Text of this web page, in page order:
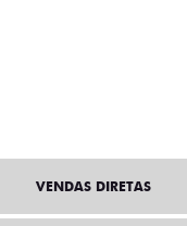
VENDAS DIRETAS